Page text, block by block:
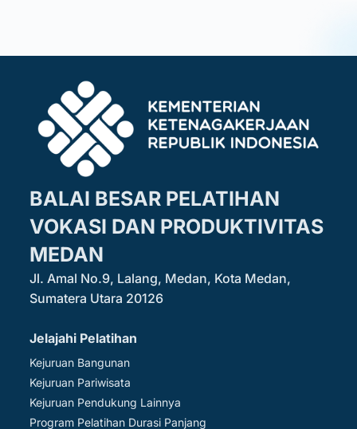
BALAI BESAR PELATIHAN
VOKASI DAN PRODUKTIVITAS
MEDAN
Jl. Amal No.9, Lalang, Medan, Kota Medan,
Sumatera Utara 20126
Jelajahi Pelatihan
Kejuruan Bangunan
Kejuruan Pariwisata
Kejuruan Pendukung Lainnya
Program Pelatihan Durasi Panjang